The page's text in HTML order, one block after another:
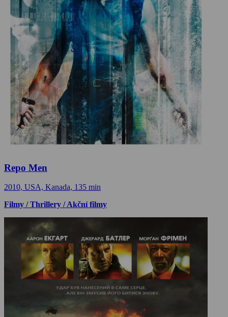
Repo Men
2010, USA, Kanada, 135 min
Filmy / Thrillery / Akční filmy